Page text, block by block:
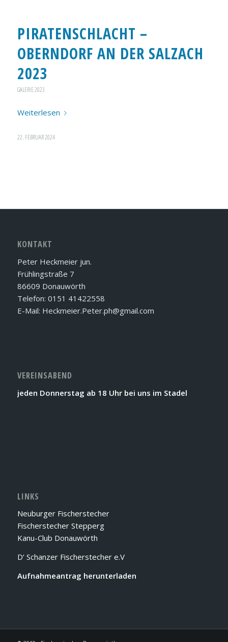
PIRATENSCHLACHT –
OBERNDORF AN DER SALZACH
2023
GALERIE 2023
Weiterlesen
22. FEBRUAR 2024
KONTAKT
Peter Heckmeier jun.
Frühlingstraße 7
86609 Donauwörth
Telefon: 0151 41422558
E-Mail: Heckmeier.Peter.ph@gmail.com
VEREINSABEND
jeden Donnerstag ab 18 Uhr bei uns im Stadel
LINKS
Neuburger Fischerstecher
Fischerstecher Stepperg
Kanu-Club Donauwörth
D‘ Schanzer Fischerstecher e.V
Aufnahmeantrag herunterladen